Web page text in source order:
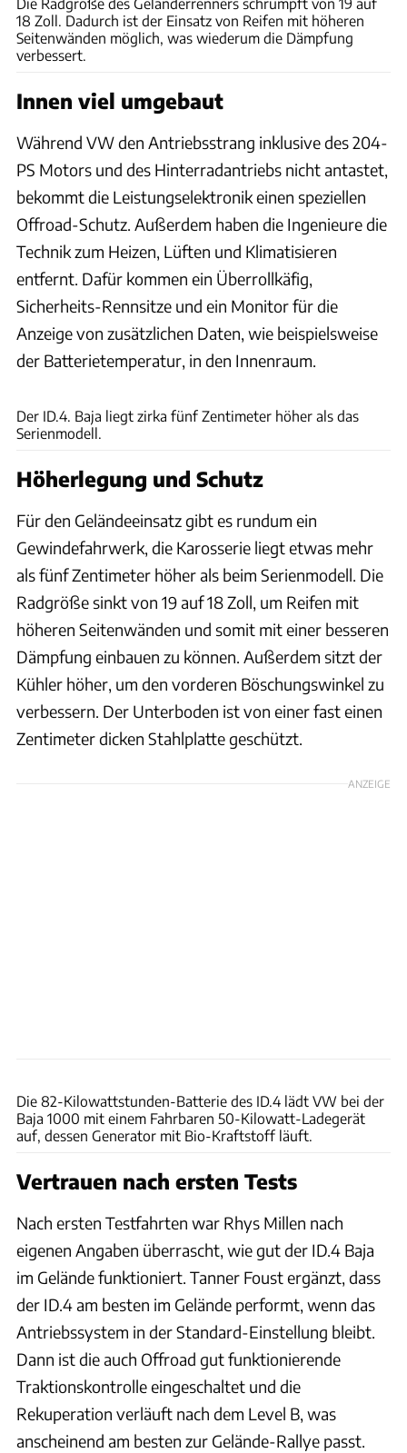
18 Zoll. Dadurch ist der Einsatz von Reifen mit höheren
Seitenwänden möglich, was wiederum die Dämpfung
verbessert.
Innen viel umgebaut
Während VW den Antriebsstrang inklusive des 204-
PS Motors und des Hinterradantriebs nicht antastet,
bekommt die Leistungselektronik einen speziellen
Offroad-Schutz. Außerdem haben die Ingenieure die
Technik zum Heizen, Lüften und Klimatisieren
entfernt. Dafür kommen ein Überrollkäfig,
Sicherheits-Rennsitze und ein Monitor für die
Anzeige von zusätzlichen Daten, wie beispielsweise
der Batterietemperatur, in den Innenraum.
Der ID.4. Baja liegt zirka fünf Zentimeter höher als das
Serienmodell.
Höherlegung und Schutz
Für den Geländeeinsatz gibt es rundum ein
Gewindefahrwerk, die Karosserie liegt etwas mehr
als fünf Zentimeter höher als beim Serienmodell. Die
Radgröße sinkt von 19 auf 18 Zoll, um Reifen mit
höheren Seitenwänden und somit mit einer besseren
Dämpfung einbauen zu können. Außerdem sitzt der
Kühler höher, um den vorderen Böschungswinkel zu
verbessern. Der Unterboden ist von einer fast einen
Zentimeter dicken Stahlplatte geschützt.
ANZEIGE
Die 82-Kilowattstunden-Batterie des ID.4 lädt VW bei der
Baja 1000 mit einem Fahrbaren 50-Kilowatt-Ladegerät
auf, dessen Generator mit Bio-Kraftstoff läuft.
Vertrauen nach ersten Tests
Nach ersten Testfahrten war Rhys Millen nach
eigenen Angaben überrascht, wie gut der ID.4 Baja
im Gelände funktioniert. Tanner Foust ergänzt, dass
der ID.4 am besten im Gelände performt, wenn das
Antriebssystem in der Standard-Einstellung bleibt.
Dann ist die auch Offroad gut funktionierende
Traktionskontrolle eingeschaltet und die
Rekuperation verläuft nach dem Level B, was
anscheinend am besten zur Gelände-Rallye passt.